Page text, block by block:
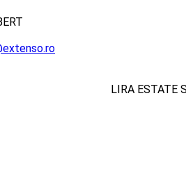
LIRA ESTATE